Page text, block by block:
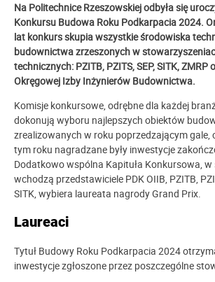
Na Politechnice Rzeszowskiej odbyła się
Konkursu Budowa Roku Podkarpacia 2024.
lat konkurs skupia wszystkie środowiska
budownictwa zrzeszonych w
technicznych: PZITB, PZITS, SEP, SITK,
Okręgowej Izby Inżynierów Budownictwa.
Komisje konkursowe, odrębne dla każdej
dokonują wyboru najlepszych obiektów
zrealizowanych w roku poprzedzającym gale,
tym roku nagradzane były inwestycje
Dodatkowo wspólna Kapituła Konkursowa, w
wchodzą przedstawiciele PDK OIIB, PZITB,
SITK, wybiera laureata nagrody Grand Prix.
Laureaci
Tytuł Budowy Roku Podkarpacia 2024
inwestycje zgłoszone przez poszczególne